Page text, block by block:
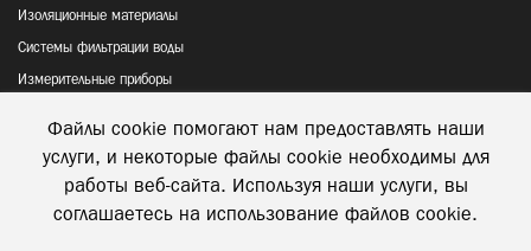
Файлы cookie помогают нам предоставлять наши
услуги, и некоторые файлы cookie необходимы для
работы веб-сайта. Используя наши услуги, вы
соглашаетесь на использование файлов cookie.
Изоляционные материалы
Системы фильтрации воды
Измерительные приборы
Відправка та повернення товару